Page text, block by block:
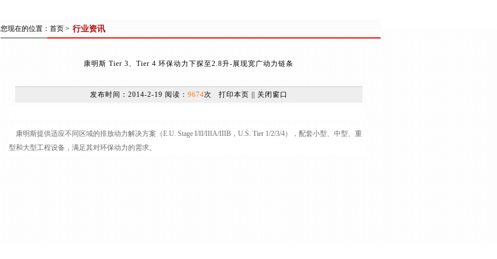
您现在的位置： 首页 > 行业资讯
康明斯 Tier 3、Tier 4 环保动力下探至2.8升-展现宽广动力链条
发布时间：2014-2-19 阅读： 9674次 打印本页 关闭窗口
康明斯提供适应不同区域的排放动力解决方案（E.U. Stage I/II/IIIA/IIIB，U.S. Tier 1/2/3/4），配套小型、中型、重
型和大型工程设备，满足其对环保动力的需求。